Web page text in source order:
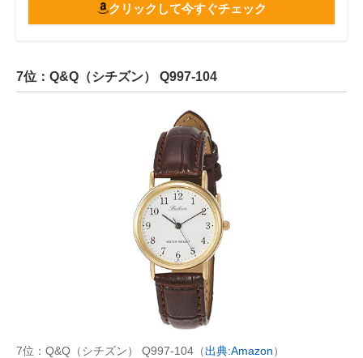
クリックして今すぐチェック
7位：Q&Q（シチズン） Q997-104
7位：Q&Q（シチズン） Q997-104（出典:Amazon）